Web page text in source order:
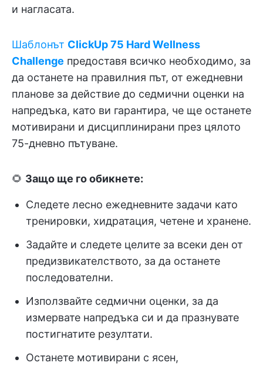
и нагласата.
Шаблонът ClickUp 75 Hard Wellness
Challenge предоставя всичко необходимо, за
да останете на правилния път, от ежедневни
планове за действие до седмични оценки на
напредъка, като ви гарантира, че ще останете
мотивирани и дисциплинирани през цялото
75-дневно пътуване.
🌻 Защо ще го обикнете:
Следете лесно ежедневните задачи като
тренировки, хидратация, четене и хранене.
Задайте и следете целите за всеки ден от
предизвикателството, за да останете
последователни.
Използвайте седмични оценки, за да
измервате напредъка си и да празнувате
постигнатите резултати.
Останете мотивирани с ясен,